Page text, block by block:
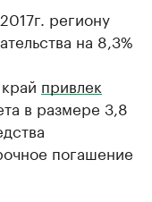
региону
на 8,3%
привлек
в размере 3,8
погашение